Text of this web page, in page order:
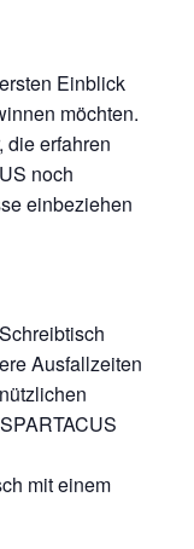
Einblick
möchten.
die erfahren
noch
einbeziehen
Ausfallzeiten
mit einem